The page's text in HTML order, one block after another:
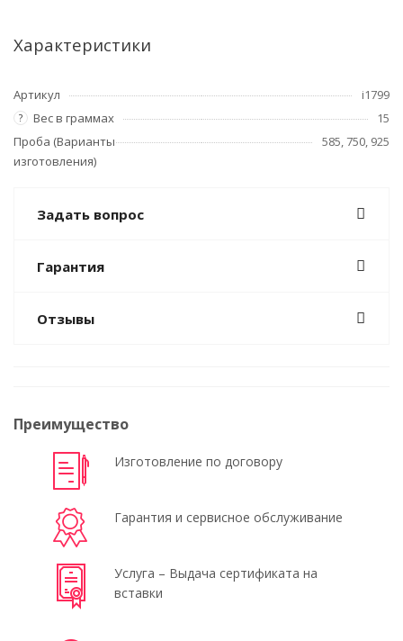
Характеристики
Артикул i1799
? Вес в граммах
15
Проба (Варианты
изготовления)
585, 750, 925
Задать вопрос
Гарантия
Отзывы
Преимущество
Изготовление по договору
Гарантия и сервисное обслуживание
Услуга – Выдача сертификата на
вставки